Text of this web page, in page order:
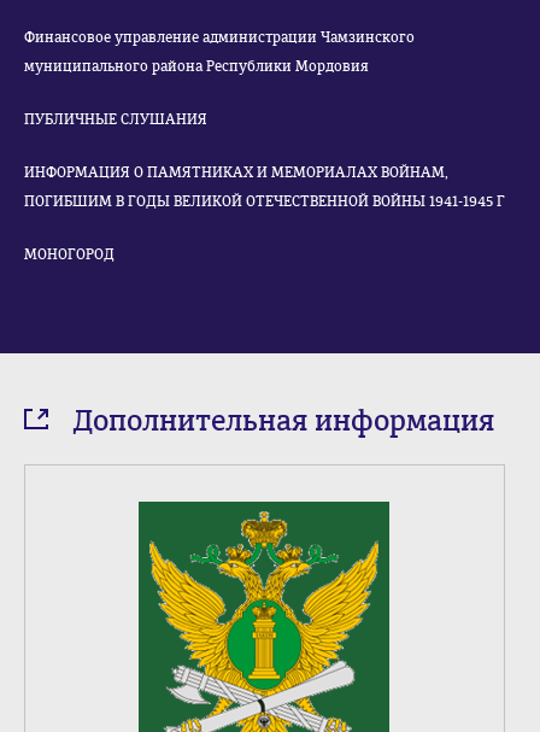
Финансовое управление администрации Чамзинского
муниципального района Республики Мордовия
ПУБЛИЧНЫЕ СЛУШАНИЯ
ИНФОРМАЦИЯ О ПАМЯТНИКАХ И МЕМОРИАЛАХ ВОЙНАМ,
ПОГИБШИМ В ГОДЫ ВЕЛИКОЙ ОТЕЧЕСТВЕННОЙ ВОЙНЫ 1941-1945 Г
МОНОГОРОД
Дополнительная информация